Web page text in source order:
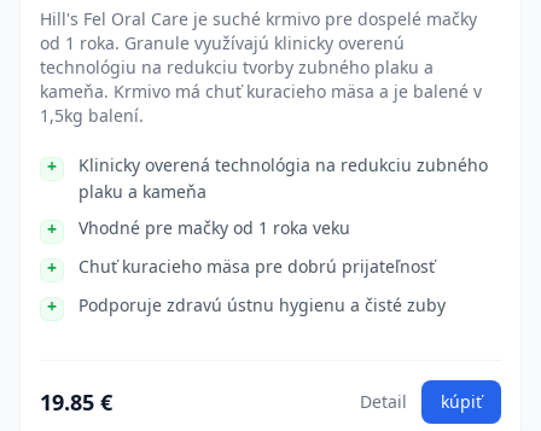
Hill's Fel Oral Care je suché krmivo pre dospelé mačky
od 1 roka. Granule využívajú klinicky overenú
technológiu na redukciu tvorby zubného plaku a
kameňa. Krmivo má chuť kuracieho mäsa a je balené v
1,5kg balení.
Klinicky overená technológia na redukciu zubného
plaku a kameňa
Vhodné pre mačky od 1 roka veku
Chuť kuracieho mäsa pre dobrú prijateľnosť
Podporuje zdravú ústnu hygienu a čisté zuby
19.85 € Detail kúpiť